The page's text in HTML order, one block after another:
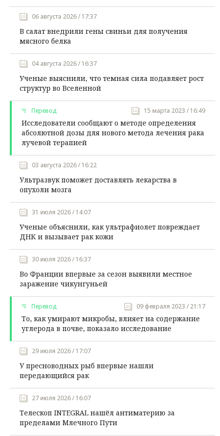
06 августа 2026 / 17:37
В салат внедрили гены свиньи для получения
мясного белка
04 августа 2026 / 16:37
Ученые выяснили, что темная сила подавляет рост
структур во Вселенной
Перевод 15 марта 2023 / 16:49
Исследователи сообщают о методе определения
абсолютной дозы для нового метода лечения рака
лучевой терапией
03 августа 2026 / 16:22
Ультразвук поможет доставлять лекарства в
опухоли мозга
31 июля 2026 / 14:07
Ученые объяснили, как ультрафиолет повреждает
ДНК и вызывает рак кожи
30 июля 2026 / 16:37
Во Франции впервые за сезон выявили местное
заражение чикунгуньей
Перевод 09 февраля 2023 / 21:17
То, как умирают микробы, влияет на содержание
углерода в почве, показало исследование
29 июля 2026 / 17:07
У пресноводных рыб впервые нашли
передающийся рак
27 июля 2026 / 16:07
Телескоп INTEGRAL нашёл антиматерию за
пределами Млечного Пути